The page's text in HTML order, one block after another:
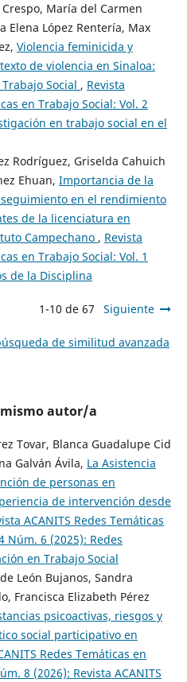
María del Carmen
Elena López Rentería, Max
Violencia feminicida y
de violencia en Sinaloa:
Social , Revista
en Trabajo Social: Vol. 2
en trabajo social en el
Rodríguez, Griselda Cahuich
Ehuan, Importancia de la
en el rendimiento
de la licenciatura en
Campechano , Revista
en Trabajo Social: Vol. 1
de la Disciplina
1-10 de 67 Siguiente
de similitud avanzada
autor/a
Tovar, Blanca Guadalupe Cid
Galván Ávila, La Asistencia
de personas en
de intervención desde
ACANITS Redes Temáticas
Núm. 6 (2025): Redes
en Trabajo Social
León Bujanos, Sandra
Francisca Elizabeth Pérez
psicoactivas, riesgos y
social participativo en
Redes Temáticas en
8 (2026): Revista ACANITS